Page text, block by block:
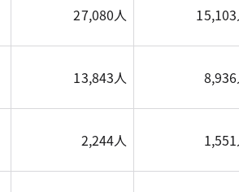
27,080人
13,843人
2,244人